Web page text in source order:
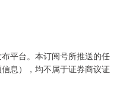
平台。本订阅号所推送的任
息），均不属于证券商议证